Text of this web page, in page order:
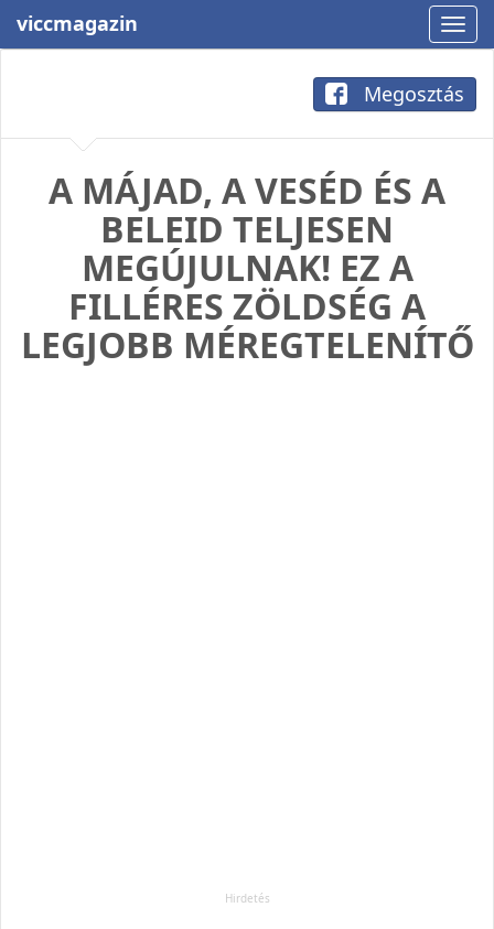
viccmagazin
Megosztás
A MÁJAD, A VESÉD ÉS A
BELEID TELJESEN
MEGÚJULNAK! EZ A
FILLÉRES ZÖLDSÉG A
LEGJOBB MÉREGTELENÍTŐ